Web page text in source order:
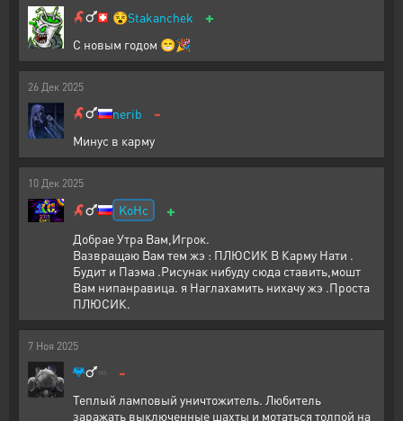
😵Stakanchek +
С новым годом 😁🎉
26 Дек 2025
nerib -
Минус в карму
10 Дек 2025
KoHc +
Добрае Утра Вам,Игрок.
Вазвращаю Вам тем жэ : ПЛЮСИК В Карму Нати .
Будит и Паэма .Рисунак нибуду сюда ставить,мошт
Вам нипанравица. я Наглахамить нихачу жэ .Проста
ПЛЮСИК.
7 Ноя 2025
-
Теплый ламповый уничтожитель. Любитель
заражать выключенные шахты и мотаться толпой на